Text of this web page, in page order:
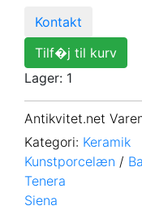
Kontakt
Tilf�j til kurv
Lager: 1
Antikvitet.net
Kategori: Keramik
Kunstporcelæn /
Tenera
Siena